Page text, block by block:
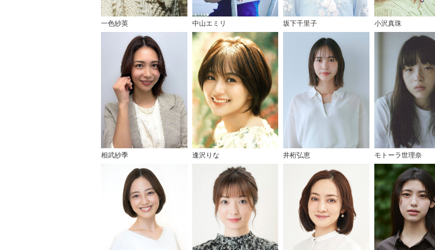
一色紗英 中山エミリ 坂下千里子 小沢真珠
相武紗季 逢沢りな 井桁弘恵 モトーラ世理奈